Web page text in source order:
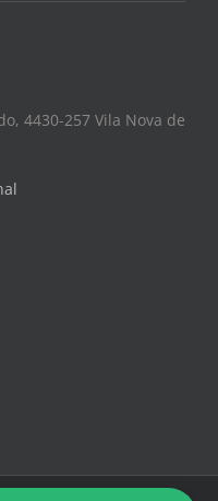
4430-257 Vila Nova de
de Informação